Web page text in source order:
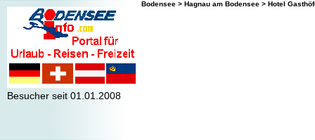
Besucher seit 01.01.2008
Bodensee > Hagnau am Bodensee > Hotel